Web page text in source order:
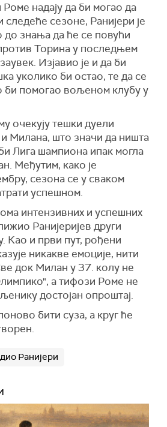
надају да би могао да
следеће сезоне, Ранијери је
до знања да ће се повући
Торина у последњем
Изјавио је и да би
уколико би остао, те да се
би помогао вољеном клубу у
очекују тешки дуели
Милана, што значи да ништа
Лига шампиона ипак могла
Међутим, како је
сезона се у сваком
успешном.
интензивних и успешних
Ранијеријев други
Као и први пут, рођени
никакве емоције, нити
док Милан у 37. колу не
а тифози Роме не
достојан опроштај.
бити суза, а круг ће
Ранијери